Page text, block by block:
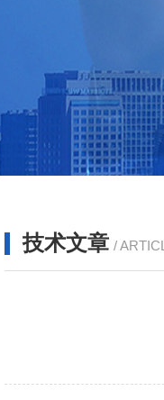
技术文章 /